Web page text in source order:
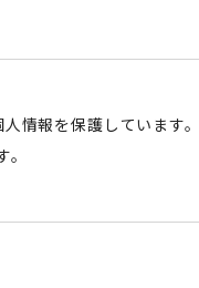
情報を保護しています。